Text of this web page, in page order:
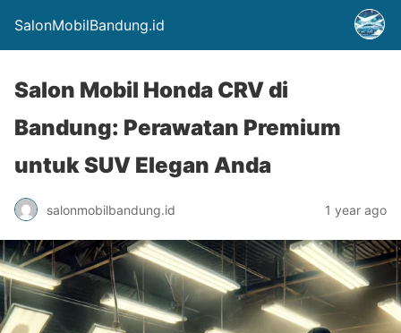
SalonMobilBandung.id
Salon Mobil Honda CRV di
Bandung: Perawatan Premium
untuk SUV Elegan Anda
salonmobilbandung.id 1 year ago